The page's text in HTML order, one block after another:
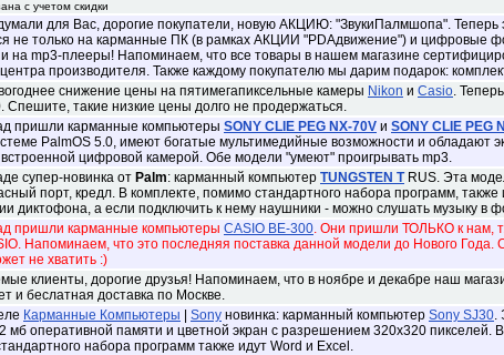
с учетом скидки
для Вас, дорогие покупатели, новую АКЦИЮ: "ЗвукиПалмшопа". Теперь
не только на карманные ПК (в рамках АКЦИИ "PDAдвижение") и цифровые
на mp3-плееры! Напоминаем, что все товары в нашем магазине
производителя. Также каждому покупателю мы дарим подарок:
снижение цены на пятимегапиксельные камеры Nikon и Casio. Теперь
Спешите, такие низкие цены долго не продержаться.
пришли карманные компьютеры SONY CLIE PEG NX-70V и SONY CLIE PEG
PalmOS 5.0, имеют богатые мультимедийные возможности и обладают
цифровой камерой. Обе модели "умеют" проигрывать mp3.
супер-новинка от Palm: карманный компьютер TUNGSTEN TRUS. Эта
порт, кредл. В комплекте, помимо стандартного набора программ,
диктофона, а если подключить к нему наушники - можно слушать музыку в
пришли карманные компьютеры CASIO BE-300. Они пришли ТОЛЬКО к нам,
Напоминаем, что это последняя поставка данной модели до Нового
не хватить :)
клиенты, дорогие друзья! Напоминаем, что в ноябре и декабре наш
и беслатная доставка по Москве.
Карманные Компьютеры Sony новинка: карманный компьютер Sony SJ30.
мб оперативной памяти и цветной экран с разрешением 320х320 пикселей.
набора программ также идут Word и Excel.